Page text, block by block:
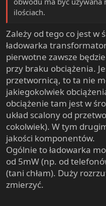
ilościach.
Zależy od tego co jest w
ładowarka
pierwotne zawsze
przy braku obciążenia.
przetwornicą, to ta nie
jakiegokolwiek
obciążenie tam jest w
układ scalony od
cokolwiek). W tym
jakości komponentów.
Ogólnie to ładowarka
od 5mW (np. od
(tani chłam). Duży
zmierzyć.